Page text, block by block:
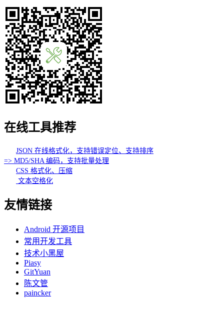
在线工具推荐
JSON 在线格式化，支持错误定位、支持排序
=> MD5/SHA 编码，支持批量处理
CSS 格式化、压缩
文本空格化
友情链接
Android 开源项目
常用开发工具
技术小黑屋
Piasy
GitYuan
陈文管
paincker